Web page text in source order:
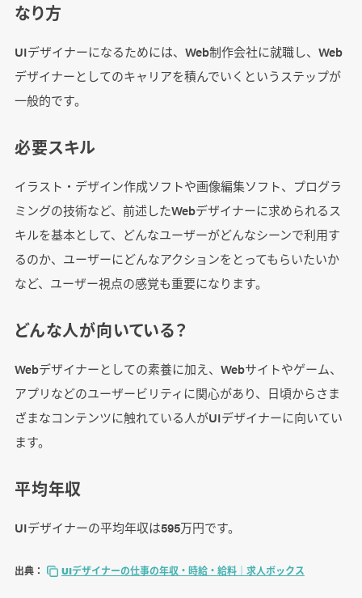
なり方
UIデザイナーになるためには、Web制作会社に就職し、Web
デザイナーとしてのキャリアを積んでいくというステップが
一般的です。
必要スキル
イラスト・デザイン作成ソフトや画像編集ソフト、プログラ
ミングの技術など、前述したWebデザイナーに求められるス
キルを基本として、どんなユーザーがどんなシーンで利用す
るのか、ユーザーにどんなアクションをとってもらいたいか
など、ユーザー視点の感覚も重要になります。
どんな人が向いている？
Webデザイナーとしての素養に加え、Webサイトやゲーム、
アプリなどのユーザービリティに関心があり、日頃からさま
ざまなコンテンツに触れている人がUIデザイナーに向いてい
ます。
平均年収
UIデザイナーの平均年収は595万円です。
出典： UIデザイナーの仕事の年収・時給・給料｜求人ボックス